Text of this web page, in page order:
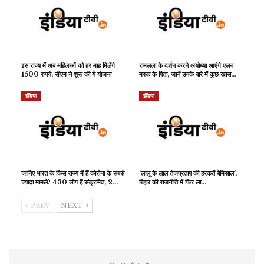
इस राज्य में अब महिलाओं को हर माह मिलेंगे
1500 रुपये, सीएम ने शुरू की ये योजना
रामलला के दर्शन करने अयोध्या आएंगे एलन
मस्क के पिता, जानें उनके बारे में कुछ खास…
इंडिया
जानिए भारत के किस राज्य में हैं कोरोना के सबसे
ज्यादा मामले? 430 लोग हैं संक्रमित, 2…
इंडिया
‘लालू के लाल तेजप्रताप की हरकतें बेमिसाल’,
बिहार की राजनीति में फिर ला…
PREV NEXT